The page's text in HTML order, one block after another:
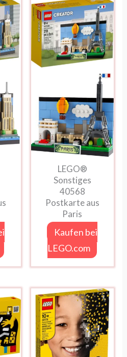
LEGO®
Sonstiges
40568
Postkarte aus
Paris
Kaufen bei
LEGO.com